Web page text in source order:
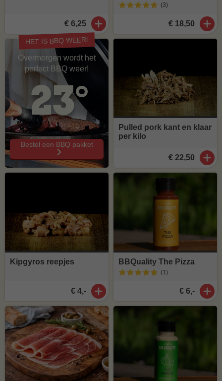
€ 6,25
(3)
€ 18,50
Pulled pork kant en klaar
per kilo
€ 22,50
Kipgyros reepjes
€ 4,-
BBQuality The Pizza
(1)
€ 6,-
HET IS BBQ WEER!
Overmorgen wordt het
perfect BBQ weer!
23°
Bestel een BBQ pakket